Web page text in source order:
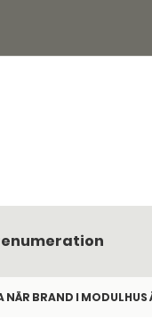
NÄR BRAND I MODULHUS